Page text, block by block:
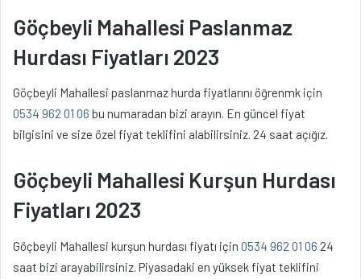
Göçbeyli Mahallesi Paslanmaz
Hurdası Fiyatları 2023
Göçbeyli Mahallesi paslanmaz hurda fiyatlarını öğrenmk için
0534 962 01 06 bu numaradan bizi arayın. En güncel fiyat
bilgisini ve size özel fiyat teklifini alabilirsiniz. 24 saat açığız.
Göçbeyli Mahallesi Kurşun Hurdası
Fiyatları 2023
Göçbeyli Mahallesi kurşun hurdası fiyatı için 0534 962 01 06 24
saat bizi arayabilirsiniz. Piyasadaki en yüksek fiyat teklifini